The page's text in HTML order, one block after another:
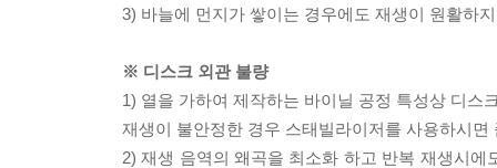
3) 바늘에 먼지가 쌓이는 경우에도 재생이 원활하
※ 디스크 외관 불량
1) 열을 가하여 제작하는 바이닐 공정 특성상 디스
재생이 불안정한 경우 스태빌라이저를 사용하시
2) 재생 음역의 왜곡을 최소화 하고 반복 재생시